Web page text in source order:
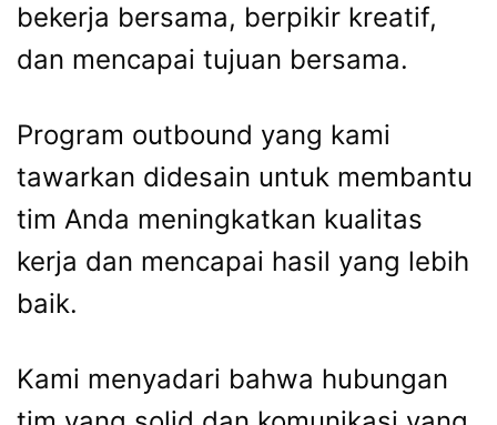
bekerja bersama, berpikir kreatif,
dan mencapai tujuan bersama.
Program outbound yang kami
tawarkan didesain untuk membantu
tim Anda meningkatkan kualitas
kerja dan mencapai hasil yang lebih
baik.
Kami menyadari bahwa hubungan